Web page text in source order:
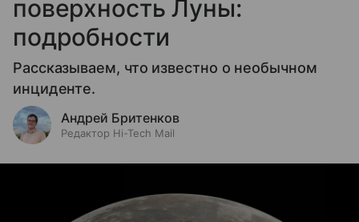
поверхность Луны:
подробности
Рассказываем, что известно о необычном
инциденте.
Андрей Бритенков
Редактор Hi-Tech Mail